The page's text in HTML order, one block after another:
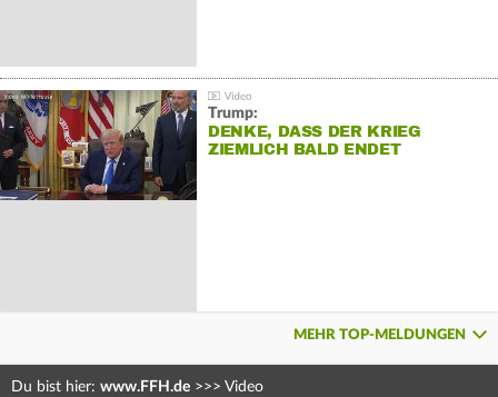
Trump:
DENKE, DASS DER KRIEG
ZIEMLICH BALD ENDET
MEHR TOP-MELDUNGEN
Du bist hier: www.FFH.de >>> Video